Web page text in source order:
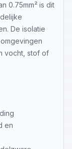
0.75mm² is dit
De isolatie
vocht, stof of
en